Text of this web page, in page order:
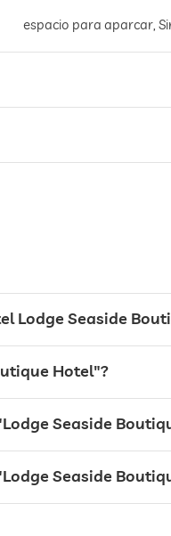
espacio para aparcar,
Lodge Seaside
Hotel"?
Seaside
Seaside